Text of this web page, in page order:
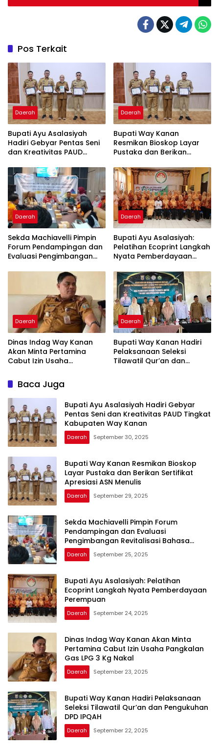
Pos Terkait
Daerah
Bupati Ayu Asalasiyah
Hadiri Gebyar Pentas Seni
dan Kreativitas PAUD
Kanan
Daerah
Bupati Way Kanan
Resmikan Bioskop Layar
Pustaka dan Berikan
Menulis
Daerah
Sekda Machiavelli Pimpin
Forum Pendampingan dan
Evaluasi Pengimbangan
Daerah
Bupati Ayu Asalasiyah:
Pelatihan Ecoprint Langkah
Nyata Pemberdayaan
Daerah
Dinas Indag Way Kanan
Akan Minta Pertamina
Cabut Izin Usaha
Nakal
Daerah
Bupati Way Kanan Hadiri
Pelaksanaan Seleksi
Tilawatil Qur’an dan
Baca Juga
Bupati Ayu Asalasiyah Hadiri Gebyar
Pentas Seni dan Kreativitas PAUD Tingkat
Kabupaten Way Kanan
Daerah September 30, 2025
Bupati Way Kanan Resmikan Bioskop
Layar Pustaka dan Berikan Sertifikat
Apresiasi ASN Menulis
Daerah September 29, 2025
Sekda Machiavelli Pimpin Forum
Pendampingan dan Evaluasi
Pengimbangan Revitalisasi Bahasa
Daerah
Daerah September 25, 2025
Bupati Ayu Asalasiyah: Pelatihan
Ecoprint Langkah Nyata Pemberdayaan
Perempuan
Daerah September 24, 2025
Dinas Indag Way Kanan Akan Minta
Pertamina Cabut Izin Usaha Pangkalan
Gas LPG 3 Kg Nakal
Daerah September 23, 2025
Bupati Way Kanan Hadiri Pelaksanaan
Seleksi Tilawatil Qur’an dan Pengukuhan
DPD IPQAH
Daerah September 22, 2025